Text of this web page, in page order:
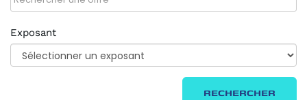
Exposant
RECHERCHER